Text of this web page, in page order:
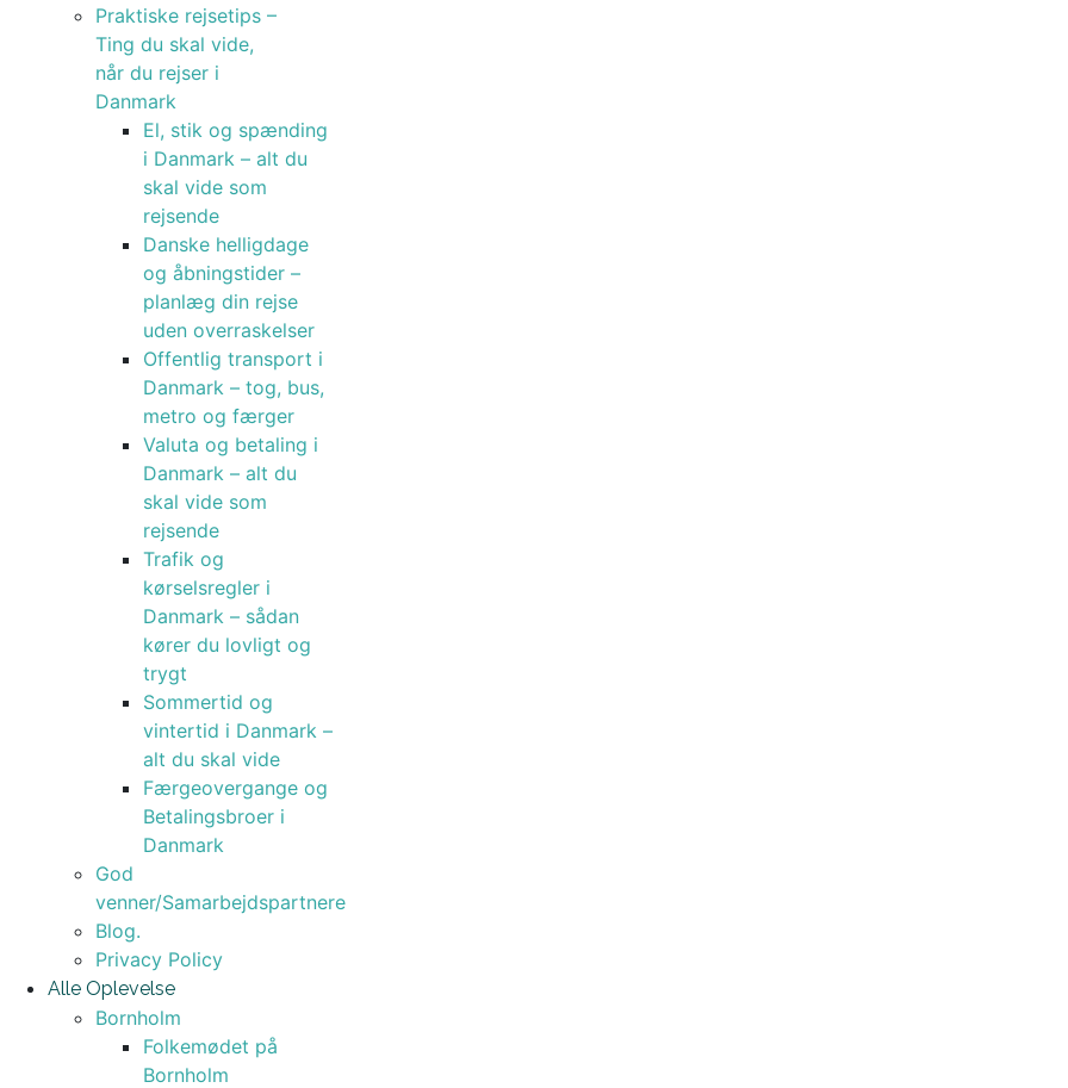
Praktiske rejsetips –
Ting du skal vide,
når du rejser i
Danmark
El, stik og spænding
i Danmark – alt du
skal vide som
rejsende
Danske helligdage
og åbningstider –
planlæg din rejse
uden overraskelser
Offentlig transport i
Danmark – tog, bus,
metro og færger
Valuta og betaling i
Danmark – alt du
skal vide som
rejsende
Trafik og
kørselsregler i
Danmark – sådan
kører du lovligt og
trygt
Sommertid og
vintertid i Danmark –
alt du skal vide
Færgeovergange og
Betalingsbroer i
Danmark
God
venner/Samarbejdspartnere
Blog.
Privacy Policy
Alle Oplevelse
Bornholm
Folkemødet på
Bornholm